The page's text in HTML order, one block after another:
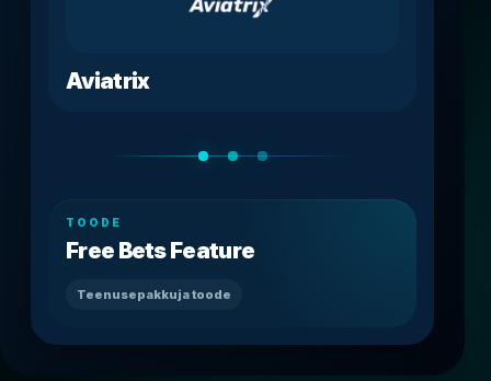
Aviatrix
TOODE
Free Bets Feature
Teenusepakkuja toode